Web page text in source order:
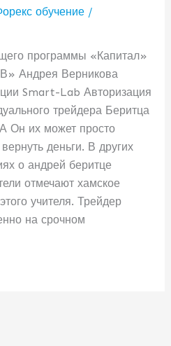
обучение /
программы «Капитал»
Андрея Верникова
Smart-Lab Авторизация
трейдера Беритца
Он их может просто
деньги. В других
о андрей беритце
отмечают хамское
учителя. Трейдер
на срочном